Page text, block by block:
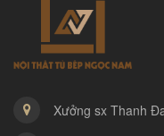
Xưởng sx Thanh